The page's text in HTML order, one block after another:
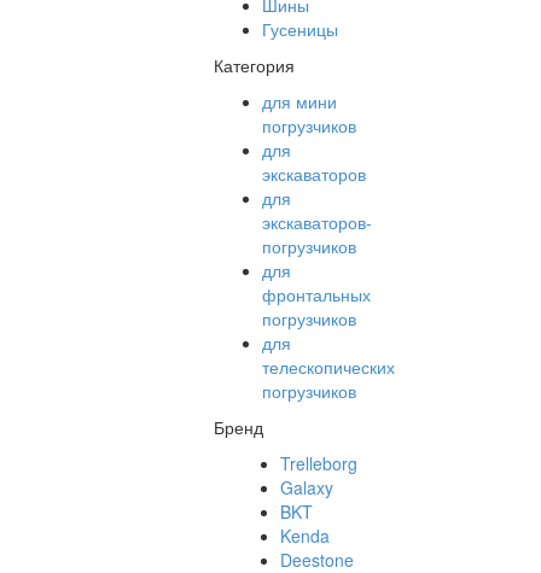
Шины
Гусеницы
Категория
для мини
погрузчиков
для
экскаваторов
для
экскаваторов-
погрузчиков
для
фронтальных
погрузчиков
для
телескопических
погрузчиков
Бренд
Trelleborg
Galaxy
BKT
Kenda
Deestone